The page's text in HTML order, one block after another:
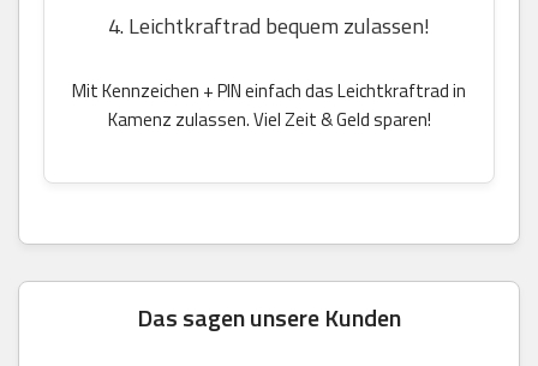
4. Leichtkraftrad bequem zulassen!
Mit Kennzeichen + PIN einfach das Leichtkraftrad in
Kamenz zulassen. Viel Zeit & Geld sparen!
Das sagen unsere Kunden